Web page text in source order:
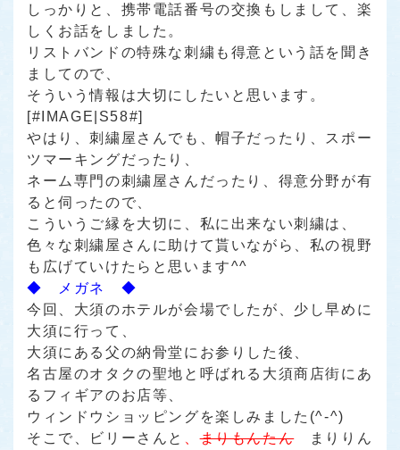
しっかりと、携帯電話番号の交換もしまして、楽
しくお話をしました。
リストバンドの特殊な刺繍も得意という話を聞き
ましてので、
そういう情報は大切にしたいと思います。
[#IMAGE|S58#]
やはり、刺繍屋さんでも、帽子だったり、スポー
ツマーキングだったり、
ネーム専門の刺繍屋さんだったり、得意分野が有
ると伺ったので、
こういうご縁を大切に、私に出来ない刺繍は、
色々な刺繍屋さんに助けて貰いながら、私の視野
も広げていけたらと思います^^
◆ メガネ ◆
今回、大須のホテルが会場でしたが、少し早めに
大須に行って、
大須にある父の納骨堂にお参りした後、
名古屋のオタクの聖地と呼ばれる大須商店街にあ
るフィギアのお店等、
ウィンドウショッピングを楽しみました(^-^)
そこで、ビリーさんと
、まりもんたん
まりりん